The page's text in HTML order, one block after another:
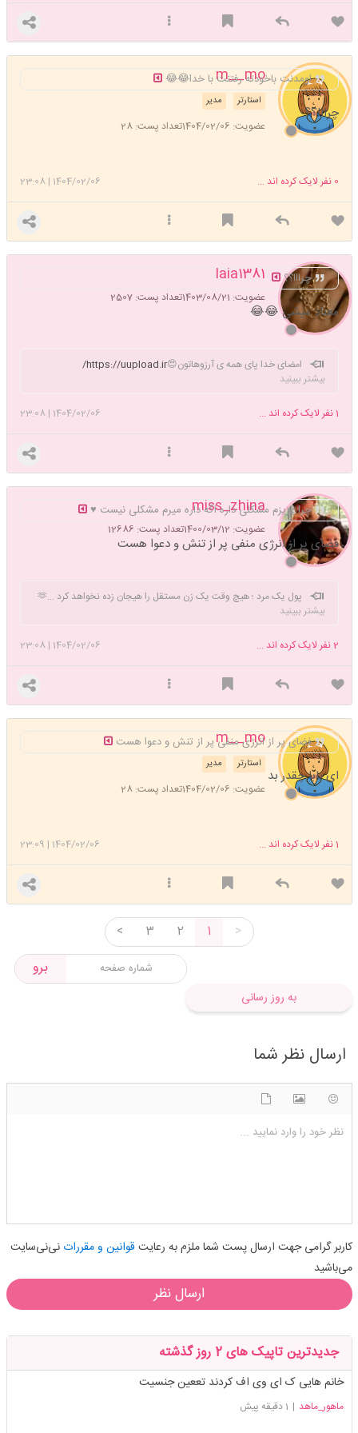
m__mo
مدیر استارتر
عضویت: 1404/02/06 تعداد پست: 28
اومدنت باخودته رفتنت با خدا😂😂
چرااا؟؟
1404/02/06
|
23:08 0 نفر لایک کرده اند ...
laia1381
عضویت: 1403/08/21 تعداد پست: 2507
چرااا؟؟
معتاد میشی 😂😂
امضای خدا پای همه ی آرزوهاتون😍https://uupload.ir/
بیشتر ببینید
1404/02/06
|
23:08 1نفر لایک کرده اند ...
miss_zhina
عضویت: 1400/03/12 تعداد پست: 12686
چرا عزیزم مشکلی داره اگه داره میرم مشکلی نیست ♥️
فضای پر از انرژی منفی پر از تنش و دعوا هست
پول یک مرد ؛ هیچ وقت یک زن مستقل را هیجان زده نخواهد کرد ...🫶
🏻✨من یه دخترم اما بیا مردونگی بهت یاد بدم✌🏻
بیشتر ببینید
1404/02/06
|
23:08 2نفر لایک کرده اند ...
m__mo
مدیر استارتر
عضویت: 1404/02/06 تعداد پست: 28
فضای پر از انرژی منفی پر از تنش و دعوا هست
ای بابا چقدر بد
1404/02/06
|
23:09 1نفر لایک کرده اند ...
>
1
2
3
<
برو
به روز رسانی
ارسال نظر شما
نظر خود را وارد نمایید ...
کاربر گرامی جهت ارسال پست شما ملزم به رعایت قوانین و مقرراتنی‌نی‌سایت
می‌باشید
ارسال نظر
جدیدترین تاپیک های 2 روز گذشته
خانم هایی ک ای وی اف کردند تععین جنسیت
ماهور_ماهد | 1 دقیقه پیش